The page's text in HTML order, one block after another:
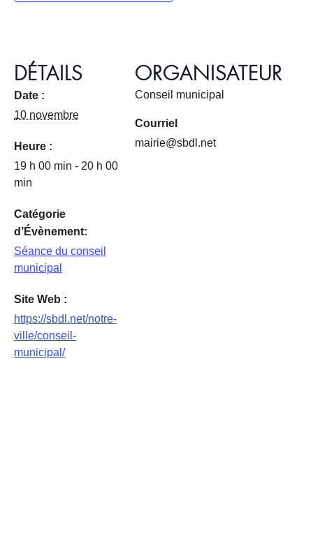
DÉTAILS
Date :
10 novembre
Heure :
19 h 00 min - 20 h 00
min
Catégorie
d’Évènement:
Séance du conseil
municipal
Site Web :
https://sbdl.net/notre-
ville/conseil-
municipal/
ORGANISATEUR
Conseil municipal
Courriel
mairie@sbdl.net